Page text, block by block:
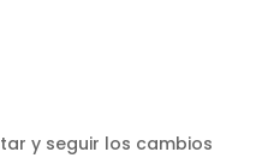
y seguir los cambios